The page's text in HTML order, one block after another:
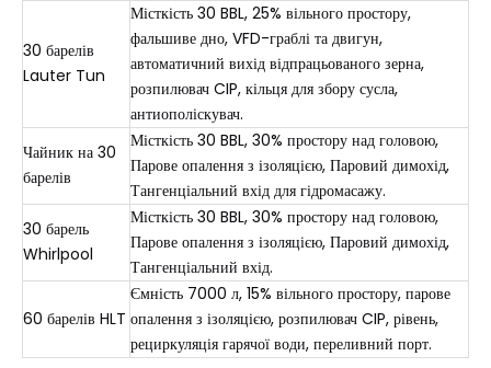
30 барелів
Lauter Tun
Місткість 30 BBL, 25% вільного простору,
фальшиве дно, VFD-граблі та двигун,
автоматичний вихід відпрацьованого зерна,
розпилювач CIP, кільця для збору сусла,
антиополіскувач.
Чайник на 30
барелів
Місткість 30 BBL, 30% простору над головою,
Парове опалення з ізоляцією, Паровий димохід,
Тангенціальний вхід для гідромасажу.
30 барель
Whirlpool
Місткість 30 BBL, 30% простору над головою,
Парове опалення з ізоляцією, Паровий димохід,
Тангенціальний вхід.
60 барелів HLT
Ємність 7000 л, 15% вільного простору, парове
опалення з ізоляцією, розпилювач CIP, рівень,
рециркуляція гарячої води, переливний порт.